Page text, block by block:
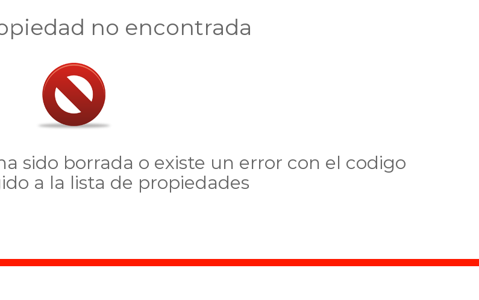
no encontrada
sido borrada o existe un error con el codigo
a la lista de propiedades